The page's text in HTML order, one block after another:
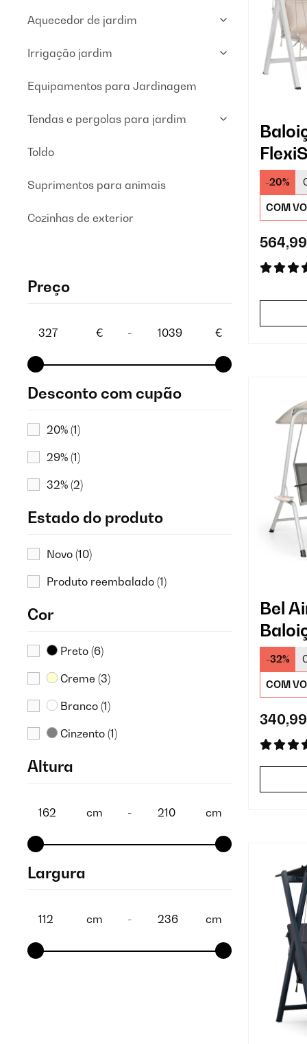
Aquecedor de jardim
Irrigação jardim
Equipamentos para Jardinagem
Tendas e pergolas para jardim
Toldo
Suprimentos para animais
Cozinhas de exterior
Preço
€ - €
Desconto com cupão
20% (1)
29% (1)
32% (2)
Estado do produto
Novo (10)
Produto reembalado (1)
Cor
Preto (6)
Creme (3)
Branco (1)
Cinzento (1)
Altura
cm - cm
Largura
cm - cm
-20%
COM
Bel
-32%
COM